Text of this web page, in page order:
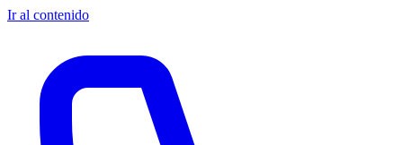
Ir al contenido